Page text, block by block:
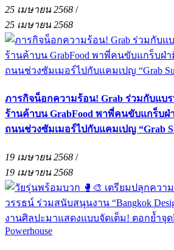
25 เมษายน 2568 /
25 เมษายน 2568
ภารกิจน็อกความร้อน! Grab ร่วมกับแบ
ร้านค้าบน GrabFood พาพี่คนขับแกร็บ
ถนนช่วงซัมเมอร์ไปกับแคมเปญ “Grab
19 เมษายน 2568 /
19 เมษายน 2568